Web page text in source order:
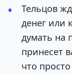
Тельцов
денег или
думать на
принесет
что